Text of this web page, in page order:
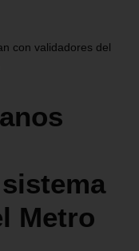
con validadores del
Metro